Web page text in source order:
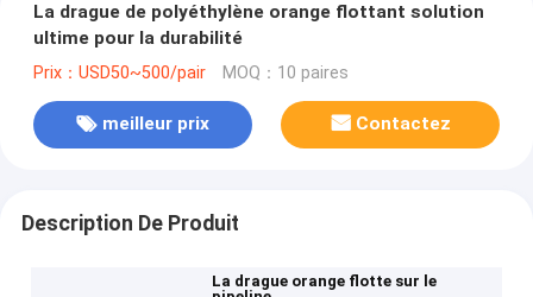
La drague de polyéthylène orange flottant solution
ultime pour la durabilité
Prix：USD50~500/pair MOQ：10 paires
meilleur prix Contactez
Description De Produit
La drague orange flotte sur le